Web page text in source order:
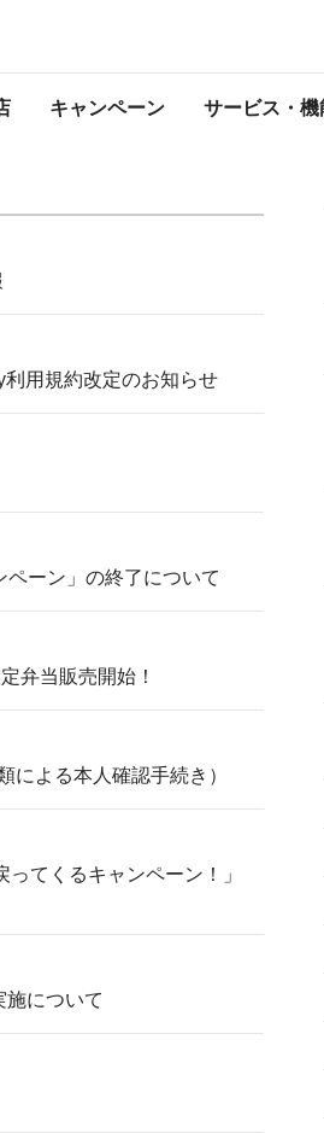
キャンペーン サービス・機
プレスリリース
用規約改定のお知らせ
ペーン」の終了について
弁当販売開始！
による本人確認手続き）
てくるキャンペーン！」
施について